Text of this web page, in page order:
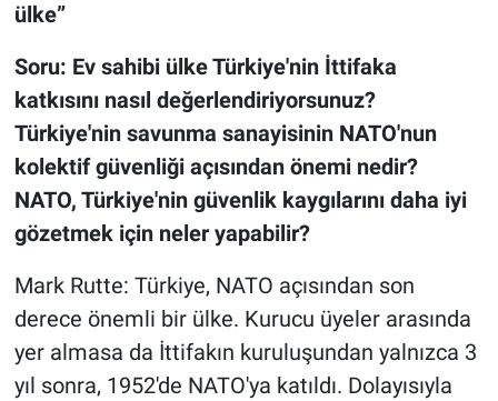
ülke”
Soru: Ev sahibi ülke Türkiye'nin İttifaka
katkısını nasıl değerlendiriyorsunuz?
Türkiye'nin savunma sanayisinin NATO'nun
kolektif güvenliği açısından önemi nedir?
NATO, Türkiye'nin güvenlik kaygılarını daha iyi
gözetmek için neler yapabilir?
Mark Rutte: Türkiye, NATO açısından son
derece önemli bir ülke. Kurucu üyeler arasında
yer almasa da İttifakın kuruluşundan yalnızca 3
yıl sonra, 1952'de NATO'ya katıldı. Dolayısıyla